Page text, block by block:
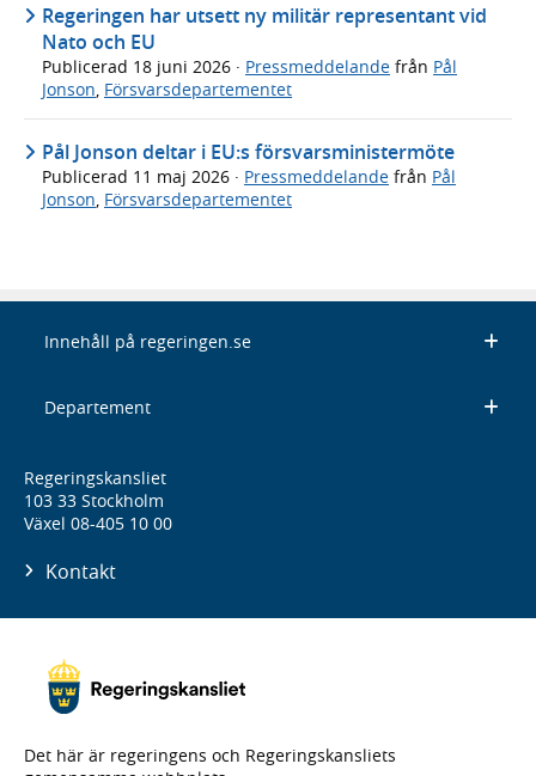
Regeringen har utsett ny militär representant vid
Nato och EU
Publicerad 18 juni 2026 · Pressmeddelande från Pål
Jonson, Försvarsdepartementet
Pål Jonson deltar i EU:s försvarsministermöte
Publicerad 11 maj 2026 · Pressmeddelande från Pål
Jonson Försvarsdepartementet
Innehåll på regeringen.se
Departement
Regeringskansliet
103 33 Stockholm
Växel 08-405 10 00
Kontakt
Det här är regeringens och Regeringskansliets